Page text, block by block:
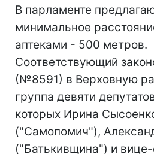
В парламенте
минимальное
аптеками - 500 метров.
Соответствующий
(№8591) в Верховную
группа девяти
которых Ирина
("Самопомич"),
("Батькивщина") и